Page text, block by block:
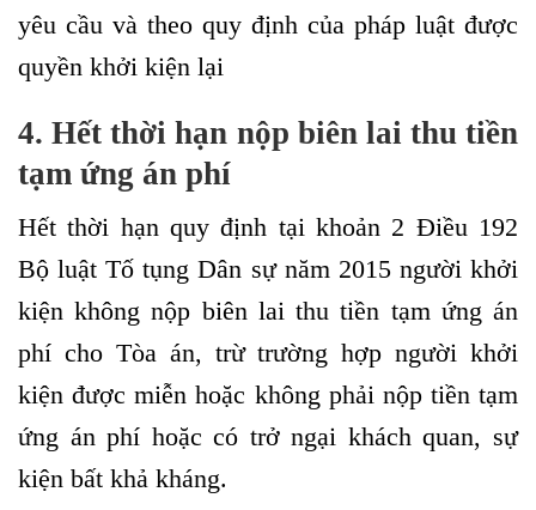
yêu cầu và theo quy định của pháp luật được
quyền khởi kiện lại
4. Hết thời hạn nộp biên lai thu tiền
tạm ứng án phí
Hết thời hạn quy định tại khoản 2 Điều 192
Bộ luật Tố tụng Dân sự năm 2015 người khởi
kiện không nộp biên lai thu tiền tạm ứng án
phí cho Tòa án, trừ trường hợp người khởi
kiện được miễn hoặc không phải nộp tiền tạm
ứng án phí hoặc có trở ngại khách quan, sự
kiện bất khả kháng.